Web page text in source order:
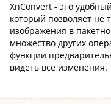
XnConvert - это
который позволяет не
изображения в
множество других
функции
видеть все изменения.